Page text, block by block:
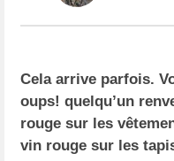
Cela arrive parfois.
oups! quelqu’un
rouge sur les
vin rouge sur les